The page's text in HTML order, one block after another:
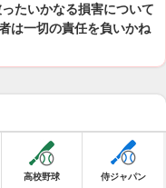
たいかなる損害について
は一切の責任を負いかね
高校野球 侍ジャパン